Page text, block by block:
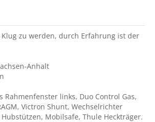
Klug zu werden, durch Erfahrung ist der
Anhalt
Rahmenfenster links, Duo Control Gas,
Victron Shunt, Wechselrichter
Hubstützen, Mobilsafe, Thule Heckträger.